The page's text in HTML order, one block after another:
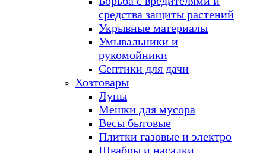
средства защиты растений
Укрывные материалы
Умывальники и
рукомойники
Септики для дачи
Хозтовары
Лупы
Мешки для мусора
Весы бытовые
Плитки газовые и электро
Швабры и насадки